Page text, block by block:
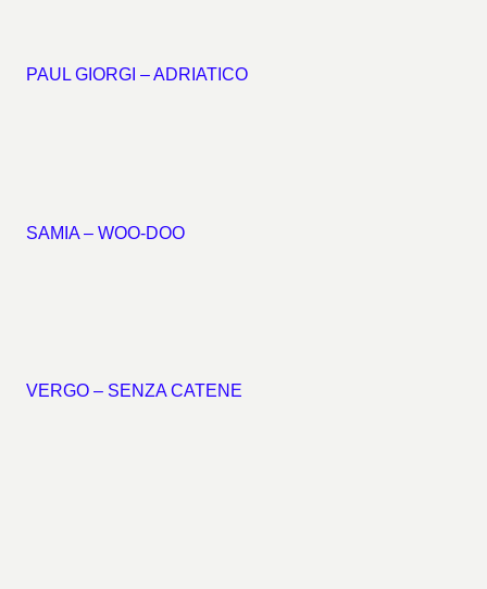
PAUL GIORGI – ADRIATICO
SAMIA – WOO-DOO
VERGO – SENZA CATENE